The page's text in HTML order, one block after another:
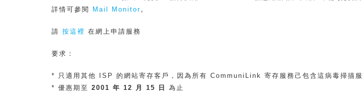
詳情可參閱
Mail Monitor。
請 按這裡 在網上申請服務
要求：
* 只適用其他 ISP 的網站寄存客戶，因為所有 CommuniLink 寄存服務己包含這病毒掃描服
* 優惠期至 2001 年 12 月 15 日 為止